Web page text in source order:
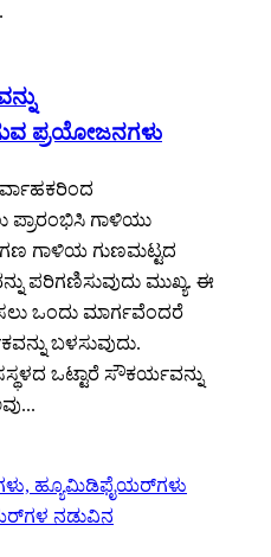
ಪ್ರಯೋಜನಗಳು
ಪ್ರಾರಂಭಿಸಿ ಗಾಳಿಯು
ಗಾಳಿಯ ಗುಣಮಟ್ಟದ
ಪರಿಗಣಿಸುವುದು ಮುಖ್ಯ. ಈ
ಒಂದು ಮಾರ್ಗವೆಂದರೆ
ಬಳಸುವುದು.
ಒಟ್ಟಾರೆ ಸೌಕರ್ಯವನ್ನು